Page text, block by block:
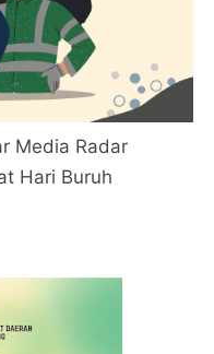
Media Radar
Hari Buruh